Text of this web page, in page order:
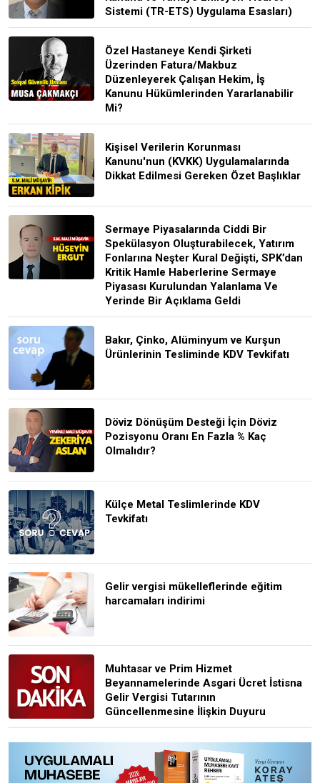
Sistemi (TR-ETS) Uygulama Esasları)
Özel Hastaneye Kendi Şirketi
Üzerinden Fatura/Makbuz
Düzenleyerek Çalışan Hekim, İş
Kanunu Hükümlerinden Yararlanabilir
Mi?
Kişisel Verilerin Korunması
Kanunu'nun (KVKK) Uygulamalarında
Dikkat Edilmesi Gereken Özet Başlıklar
Sermaye Piyasalarında Ciddi Bir
Spekülasyon Oluşturabilecek, Yatırım
Fonlarına Neşter Kural Değişti, SPK’dan
Kritik Hamle Haberlerine Sermaye
Piyasası Kurulundan Yalanlama Ve
Yerinde Bir Açıklama Geldi
Bakır, Çinko, Alüminyum ve Kurşun
Ürünlerinin Tesliminde KDV Tevkifatı
Döviz Dönüşüm Desteği İçin Döviz
Pozisyonu Oranı En Fazla % Kaç
Olmalıdır?
Külçe Metal Teslimlerinde KDV
Tevkifatı
Gelir vergisi mükelleflerinde eğitim
harcamaları indirimi
Muhtasar ve Prim Hizmet
Beyannamelerinde Asgari Ücret İstisna
Gelir Vergisi Tutarının
Güncellenmesine İlişkin Duyuru